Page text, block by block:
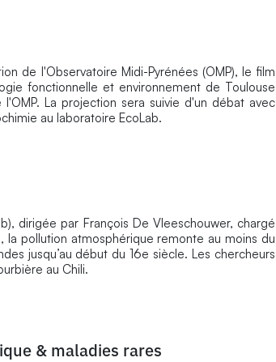
de l'Observatoire Midi-Pyrénées (OMP), le film
fonctionnelle et environnement de Toulouse
La projection sera suivie d'un débat avec
au laboratoire EcoLab.
dirigée par François De Vleeschouwer, chargé
pollution atmosphérique remonte au moins du
jusqu’au début du 16e siècle. Les chercheurs
au Chili.
& maladies rares